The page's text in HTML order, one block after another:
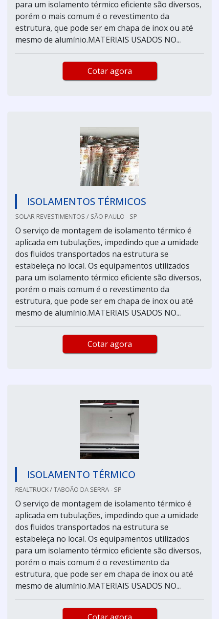
para um isolamento térmico eficiente são diversos,
porém o mais comum é o revestimento da
estrutura, que pode ser em chapa de inox ou até
mesmo de alumínio.MATERIAIS USADOS NO...
Cotar agora
ISOLAMENTOS TÉRMICOS
SOLAR REVESTIMENTOS / SÃO PAULO - SP
O serviço de montagem de isolamento térmico é
aplicada em tubulações, impedindo que a umidade
dos fluidos transportados na estrutura se
estabeleça no local. Os equipamentos utilizados
para um isolamento térmico eficiente são diversos,
porém o mais comum é o revestimento da
estrutura, que pode ser em chapa de inox ou até
mesmo de alumínio.MATERIAIS USADOS NO...
Cotar agora
ISOLAMENTO TÉRMICO
REALTRUCK / TABOÃO DA SERRA - SP
O serviço de montagem de isolamento térmico é
aplicada em tubulações, impedindo que a umidade
dos fluidos transportados na estrutura se
estabeleça no local. Os equipamentos utilizados
para um isolamento térmico eficiente são diversos,
porém o mais comum é o revestimento da
estrutura, que pode ser em chapa de inox ou até
mesmo de alumínio.MATERIAIS USADOS NO...